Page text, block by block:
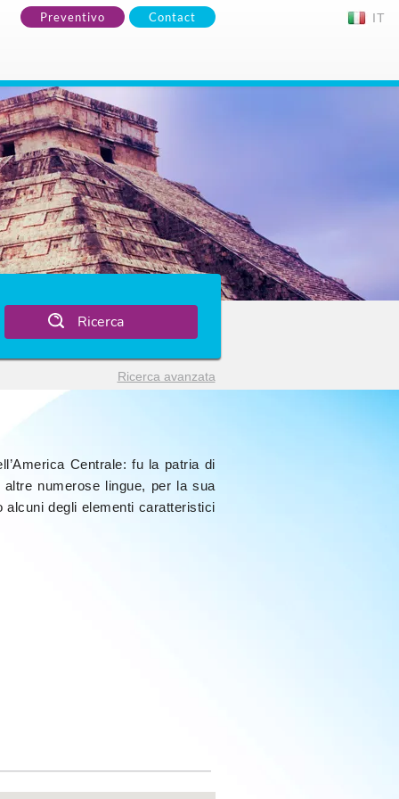
Preventivo Contact IT
Ricerca
Ricerca avanzata
Centrale: fu la patria di
numerose lingue, per la sua
degli elementi caratteristici